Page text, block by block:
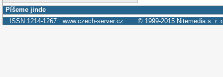
Píšeme jinde
ISSN 1214-1267 www.czech-server.cz © 1999-2015 Nitemedia s. r.